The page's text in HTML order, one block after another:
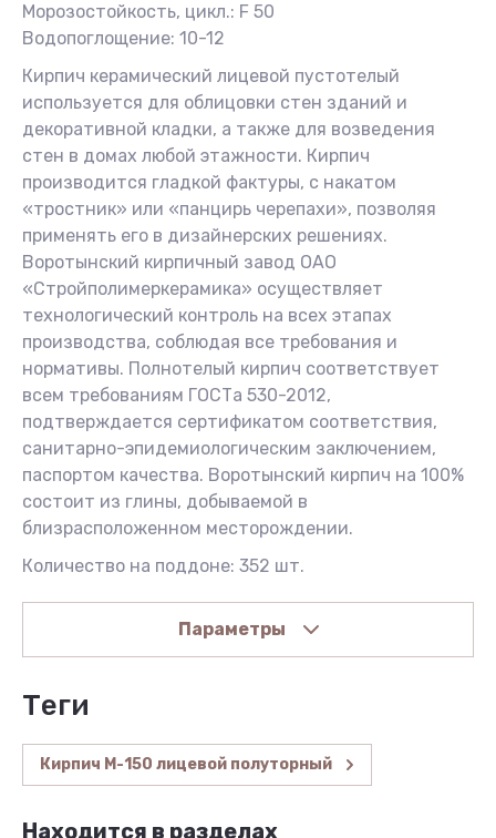
Морозостойкость, цикл.: F 50
Водопоглощение: 10-12
Кирпич керамический лицевой пустотелый
используется для облицовки стен зданий и
декоративной кладки, а также для возведения
стен в домах любой этажности. Кирпич
производится гладкой фактуры, с накатом
«тростник» или «панцирь черепахи», позволяя
применять его в дизайнерских решениях.
Воротынский кирпичный завод ОАО
«Стройполимеркерамика» осуществляет
технологический контроль на всех этапах
производства, соблюдая все требования и
нормативы. Полнотелый кирпич соответствует
всем требованиям ГОСТа 530-2012,
подтверждается сертификатом соответствия,
санитарно-эпидемиологическим заключением,
паспортом качества. Воротынский кирпич на 100%
состоит из глины, добываемой в
близрасположенном месторождении.
Количество на поддоне: 352 шт.
Параметры
теги
Кирпич М-150 лицевой полуторный
Находится в разделах